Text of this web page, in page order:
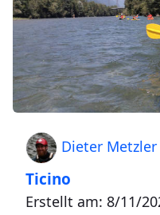
Dieter Metzler
Ticino
Erstellt am: 8/11/